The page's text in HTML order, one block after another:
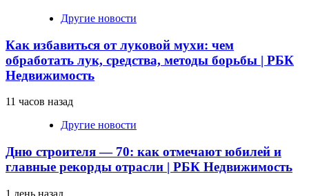
Другие новости
Как избавиться от луковой мухи: чем
обработать лук, средства, методы борьбы | РБК
Недвижимость
11 часов назад
Другие новости
Дню строителя — 70: как отмечают юбилей и
главные рекорды отрасли | РБК Недвижимость
1 день назад